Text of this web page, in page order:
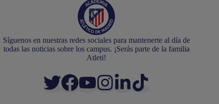
Síguenos en nuestras redes sociales para mantenerte al día de
todas las noticias sobre los campus. ¡Serás parte de la familia
Atleti!